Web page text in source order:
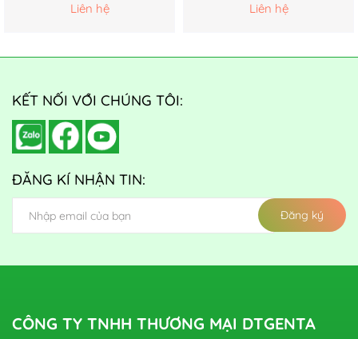
Liên hệ Liên hệ
KẾT NỐI VỚI CHÚNG TÔI:
ĐĂNG KÍ NHẬN TIN:
Đăng ký
CÔNG TY TNHH THƯƠNG MẠI DTGENTA